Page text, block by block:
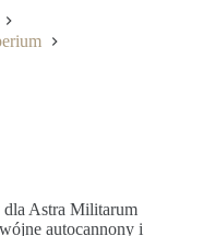
dla Astra Militarum
autocannony i